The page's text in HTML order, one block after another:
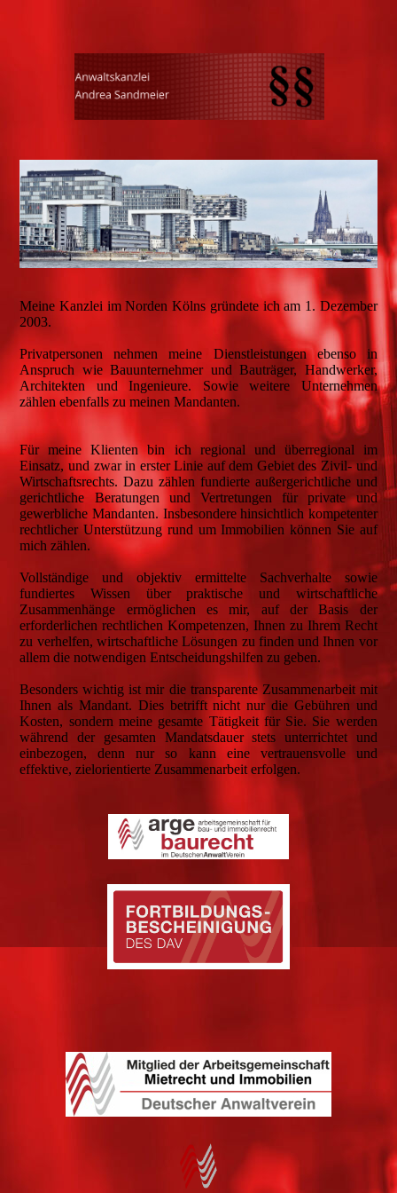
Meine Kanzlei im Norden Kölns gründete ich am 1. Dezember
2003.
Privatpersonen nehmen meine Dienstleistungen ebenso in
Anspruch wie Bauunternehmer und Bauträger, Handwerker,
Architekten und Ingenieure. Sowie weitere Unternehmen
zählen ebenfalls zu meinen Mandanten.
Für meine Klienten bin ich regional und überregional im
Einsatz, und zwar in erster Linie auf dem Gebiet des Zivil- und
Wirtschaftsrechts. Dazu zählen fundierte außergerichtliche und
gerichtliche Beratungen und Vertretungen für private und
gewerbliche Mandanten. Insbesondere hinsichtlich kompetenter
rechtlicher Unterstützung rund um Immobilien können Sie auf
mich zählen.
Vollständige und objektiv ermittelte Sachverhalte sowie
fundiertes Wissen über praktische und wirtschaftliche
Zusammenhänge ermöglichen es mir, auf der Basis der
erforderlichen rechtlichen Kompetenzen, Ihnen zu Ihrem Recht
zu verhelfen, wirtschaftliche Lösungen zu finden und Ihnen vor
allem die notwendigen Entscheidungshilfen zu geben.
Besonders wichtig ist mir die transparente Zusammenarbeit mit
Ihnen als Mandant. Dies betrifft nicht nur die Gebühren und
Kosten, sondern meine gesamte Tätigkeit für Sie. Sie werden
während der gesamten Mandatsdauer stets unterrichtet und
einbezogen, denn nur so kann eine vertrauensvolle und
effektive, zielorientierte Zusammenarbeit erfolgen.